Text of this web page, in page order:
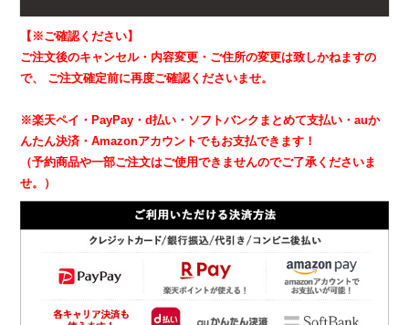
【※ご確認ください】
ご注文後のキャンセル・内容変更・ご住所の変更は致しかねますの
で、
ご注文確定前に再度ご確認くださいませ。
※楽天ペイ・PayPay・d払い・ソフトバンクまとめて支払い・auか
んたん決済・Amazonアカウントでもお支払できます！
（予約商品や一部ご注文はご使用できませんのでご了承くださいま
せ。）